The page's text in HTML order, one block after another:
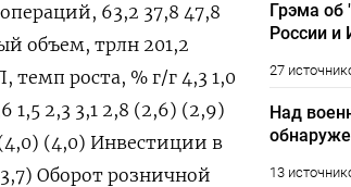
63,2 37,8 47,8
объем, трлн 201,2
темп роста, % г/г 4,3 1,0
1,5 2,3 3,1 2,8 (2,6) (2,9)
(4,0) Инвестиции в
Оборот розничной